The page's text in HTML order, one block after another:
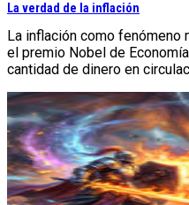
La verdad de la inflación
La inflación como fenómeno
el premio Nobel de
cantidad de dinero en